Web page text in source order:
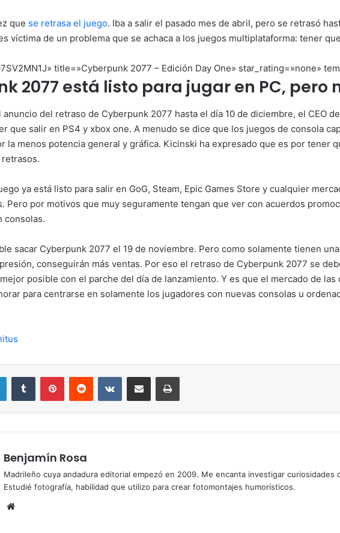
que se retrasa el juego. Iba a salir el pasado mes de abril, pero se retrasó
víctima de un problema que se achaca a los juegos multiplataforma: tener
title=»Cyberpunk 2077 – Edición Day One» star_rating=»none»
2077 está listo para jugar en PC, pero
del retraso de Cyberpunk 2077 hasta el día 10 de diciembre, el CEO
que salir en PS4 y xbox one. A menudo se dice que los juegos de consola
la menos potencia general y gráfica. Kicinski ha expresado que es por tener
ya está listo para salir en GoG, Steam, Epic Games Store y cualquier
Pero por motivos que muy seguramente tengan que ver con acuerdos
consolas.
sacar Cyberpunk 2077 el 19 de noviembre. Pero como solamente tienen
conseguirán más ventas. Por eso el retraso de Cyberpunk 2077 se
posible con el parche del día de lanzamiento. Y es que el mercado de
para centrarse en solamente los jugadores con nuevas consolas u
LinkedInTumblr PinterestReddit VKontakteCompartir por correo electrónicoImprimir
Benjamín Rosa
Madrileño cuya andadura editorial empezó en 2009. Me encanta investigar
Estudié fotografía, habilidad que utilizo para crear fotomontajes humorísticos.